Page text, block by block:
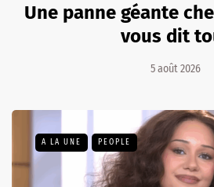
Une panne géante
vous dit
5 août 2026
A LA UNE PEOPLE